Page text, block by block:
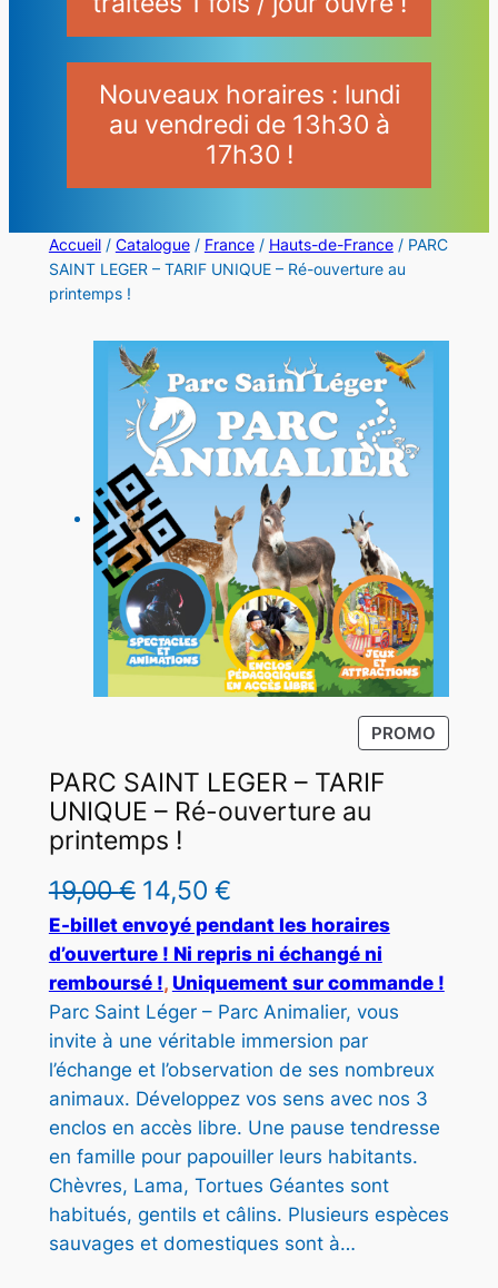
Nouveaux horaires : lundi
au vendredi de 13h30 à
17h30 !
Accueil/ Catalogue/ France/ Hauts-de-France/ PARC
SAINT LEGER – TARIF UNIQUE – Ré-ouverture au
printemps !
PROMO
R
R
O
PARC SAINT LEGER – TARIF
UNIQUE – Ré-ouverture au
printemps !
19,00€ L
e
p
r
i
x
i
n
i
t
14,50 €L
e
p
r
i
x
a
c
t
u
E-billet envoyé pendant les horaires
d’ouverture ! Ni repris ni échangé ni
remboursé !, Uniquement sur commande !
Parc Saint Léger – Parc Animalier, vous
invite à une véritable immersion par
l’échange et l’observation de ses nombreux
animaux. Développez vos sens avec nos 3
enclos en accès libre. Une pause tendresse
en famille pour papouiller leurs habitants.
Chèvres, Lama, Tortues Géantes sont
habitués, gentils et câlins. Plusieurs espèces
sauvages et domestiques sont à…